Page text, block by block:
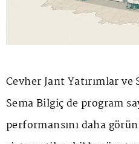
Cevher Jant Yatırımlar
Sema Bilgiç de program
performansını daha